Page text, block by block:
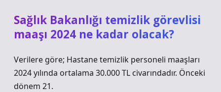
Sağlık Bakanlığı temizlik görevlisi
maaşı 2024 ne kadar olacak?
Verilere göre; Hastane temizlik personeli maaşları
2024 yılında ortalama 30.000 TL civarındadır. Önceki
dönem 21.